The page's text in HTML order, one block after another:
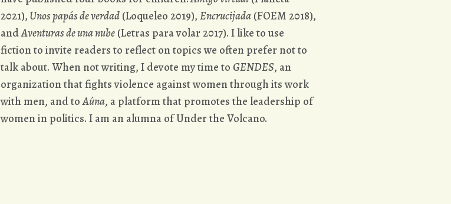
2021), Unos papás de verdad (Loqueleo 2019), Encrucijada (FOEM 2018),
andAventuras de una nube (Letras para volar 2017). I like to use
fiction to invite readers to reflect on topics we often prefer not to
talk about. When not writing, I devote my time to GENDES, an
organization that fights violence against women through its work
with men, and toAúna, a platform that promotes the leadership of
women in politics. I am an alumna of Under the Volcano.